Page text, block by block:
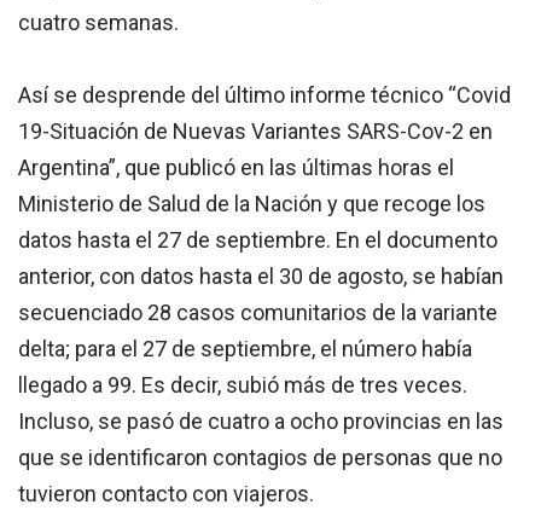
cuatro semanas.
Así se desprende del último informe técnico “Covid
19-Situación de Nuevas Variantes SARS-Cov-2 en
Argentina”, que publicó en las últimas horas el
Ministerio de Salud de la Nación y que recoge los
datos hasta el 27 de septiembre. En el documento
anterior, con datos hasta el 30 de agosto, se habían
secuenciado 28 casos comunitarios de la variante
delta; para el 27 de septiembre, el número había
llegado a 99. Es decir, subió más de tres veces.
Incluso, se pasó de cuatro a ocho provincias en las
que se identificaron contagios de personas que no
tuvieron contacto con viajeros.